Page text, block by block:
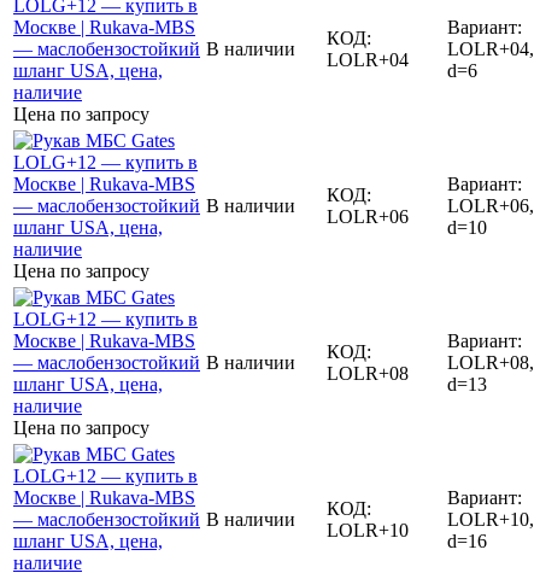
Цена по запросу
В наличии
КОД:
LOLR+04
Вариант:
LOLR+04,
d=6
Цена по запросу
В наличии
КОД:
LOLR+06
Вариант:
LOLR+06,
d=10
Цена по запросу
В наличии
КОД:
LOLR+08
Вариант:
LOLR+08,
d=13
В наличии
КОД:
LOLR+10
Вариант:
LOLR+10,
d=16